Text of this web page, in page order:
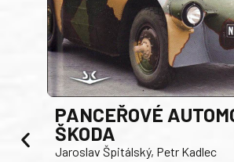
PANCEŘOVÉ
ŠKODA
Jaroslav Špitálský, Petr Kadlec